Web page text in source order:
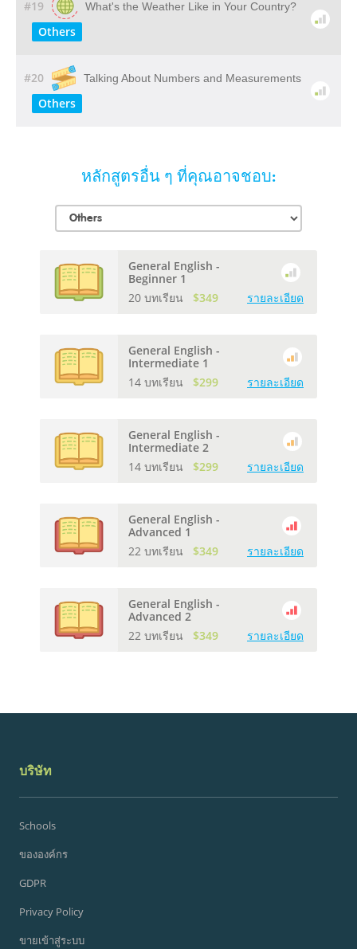
#19 What's the Weather Like in Your Country?
Others
#20 Talking About Numbers and Measurements
Others
หลักสูตรอื่น ๆ ที่คุณอาจชอบ:
General English -
Beginner 1
20 บทเรียน
$349 รายละเอียด
General English -
Intermediate 1
14 บทเรียน
$299 รายละเอียด
General English -
Intermediate 2
14 บทเรียน
$299 รายละเอียด
General English -
Advanced 1
22 บทเรียน
$349 รายละเอียด
General English -
Advanced 2
22 บทเรียน
$349 รายละเอียด
บริษัท
Schools
ขององค์กร
GDPR
Privacy Policy
ขายเข้าสู่ระบบ